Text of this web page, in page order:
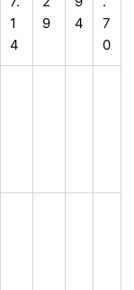
1
4
9
4
7
0